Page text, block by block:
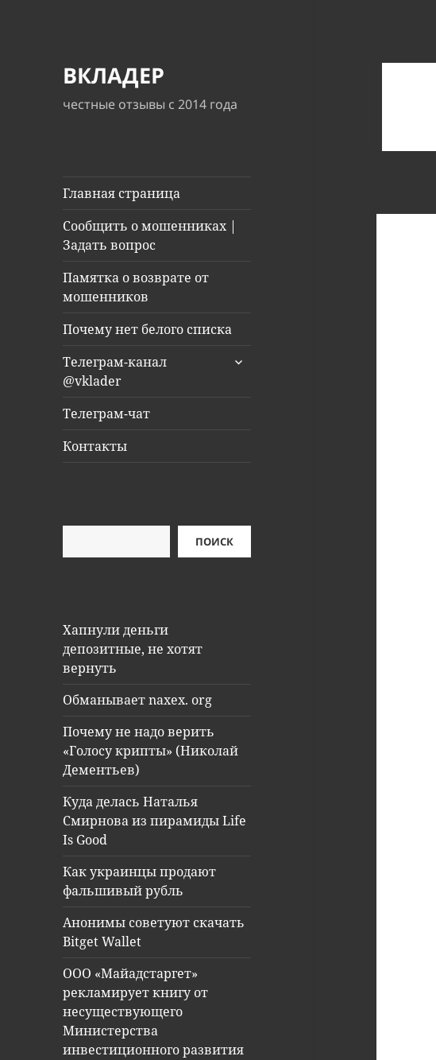
ВКЛАДЕР
честные отзывы с 2014 года
Главная страница
Сообщить о мошенниках |
Задать вопрос
Памятка о возврате от
мошенников
Почему нет белого списка
Телеграм-канал
@vklader
раскрыть
Телеграм-чат
Контакты
ПОИСК
Хапнули деньги
депозитные, не хотят
вернуть
Обманывает naxex. org
Почему не надо верить
«Голосу крипты» (Николай
Дементьев)
Куда делась Наталья
Смирнова из пирамиды Life
Is Good
Как украинцы продают
фальшивый рубль
Анонимы советуют скачать
Bitget Wallet
ООО «Майадстаргет»
рекламирует книгу от
несуществующего
Министерства
инвестиционного развития